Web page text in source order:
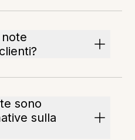
sono
sulla